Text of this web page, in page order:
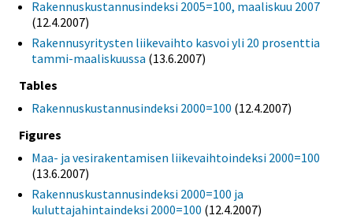
Rakennuskustannusindeksi 2005=100, maaliskuu 2007
(12.4.2007)
Rakennusyritysten liikevaihto kasvoi yli 20 prosenttia
tammi-maaliskuussa (13.6.2007)
Tables
Rakennuskustannusindeksi 2000=100 (12.4.2007)
Figures
Maa- ja vesirakentamisen liikevaihtoindeksi 2000=100
(13.6.2007)
Rakennuskustannusindeksi 2000=100 ja
kuluttajahintaindeksi 2000=100 (12.4.2007)